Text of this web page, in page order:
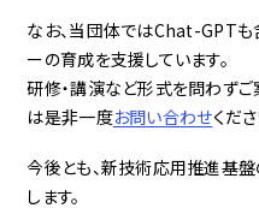
なお、当団体ではChat-GPTも
ーの育成を支援しています。
研修・講演など形式を問わず
は是非一度お問い合わせくださ
今後とも、新技術応用推進基
します。